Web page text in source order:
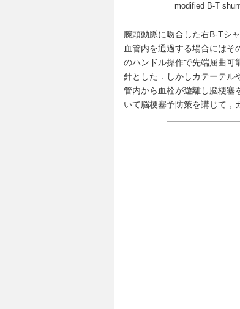
modified B-T
腕頭動脈に吻合した右B-Tシ
血管内を通過する場合には
のハンドル操作で先端屈曲可
針とした．しかしカテーテル
管内から血栓が遊離し脳梗塞
いて脳梗塞予防策を講じて，